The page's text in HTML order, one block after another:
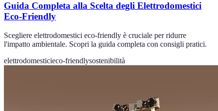
Guida Completa alla Scelta degli Elettrodomestici
Eco-Friendly
Scegliere elettrodomestici eco-friendly è cruciale per ridurre
l'impatto ambientale. Scopri la guida completa con consigli pratici.
elettrodomesticieco-friendlysostenibilità